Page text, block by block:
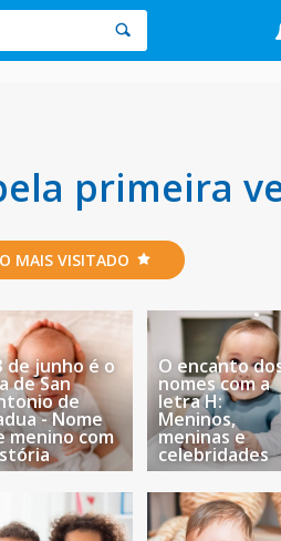
primeira
O MAIS VISITADO
de junho é o
de San
de
- Nome
menino com
O encanto
nomes com a
letra H:
Meninos,
meninas e
celebridades